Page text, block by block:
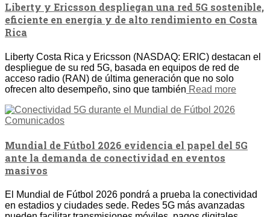
Liberty y Ericsson despliegan una red 5G sostenible,
eficiente en energía y de alto rendimiento en Costa
Rica
Liberty Costa Rica y Ericsson (NASDAQ: ERIC) destacan el
despliegue de su red 5G, basada en equipos de red de
acceso radio (RAN) de última generación que no solo
ofrecen alto desempeño, sino que también Read more
Comunicados
Mundial de Fútbol 2026 evidencia el papel del 5G
ante la demanda de conectividad en eventos
masivos
El Mundial de Fútbol 2026 pondrá a prueba la conectividad
en estadios y ciudades sede. Redes 5G más avanzadas